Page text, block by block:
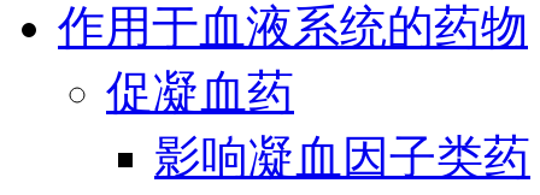
作用于血液系统的药物
促凝血药
影响凝血因子类药